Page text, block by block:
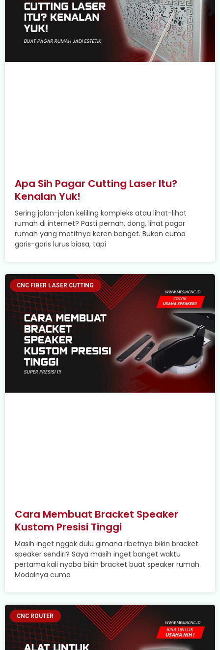
Apa Sih Pagar Cutting Laser Itu?
Kenalan Yuk!
Sering jalan-jalan keliling kompleks atau lihat-lihat
rumah di internet? Pasti pernah, dong, lihat pagar
rumah yang motifnya keren banget. Bukan cuma
garis-garis lurus biasa, tapi
CNC FIBER LASER CUTTING
Cara Membuat Bracket Speaker
Kustom Presisi Tinggi
Masih inget nggak dulu gimana ribetnya bikin bracket
speaker sendiri? Saya masih inget banget waktu
pertama kali nyoba bikin bracket buat speaker rumah.
Modalnya cuma
CNC ROUTER